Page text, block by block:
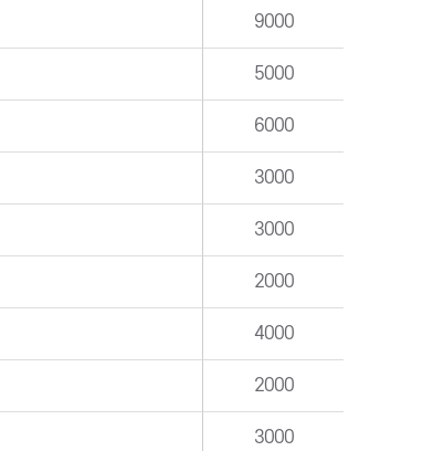
9000
5000
6000
3000
3000
2000
4000
2000
3000